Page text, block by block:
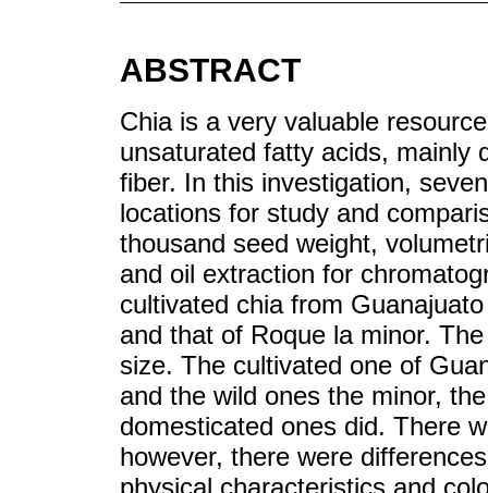
ABSTRACT
Chia is a very valuable
unsaturated fatty acids, mainly
fiber. In this investigation,
locations for study and
thousand seed weight,
and oil extraction for
cultivated chia from
and that of Roque la minor.
size. The cultivated one of
and the wild ones the minor,
domesticated ones did. There
however, there were
physical characteristics and